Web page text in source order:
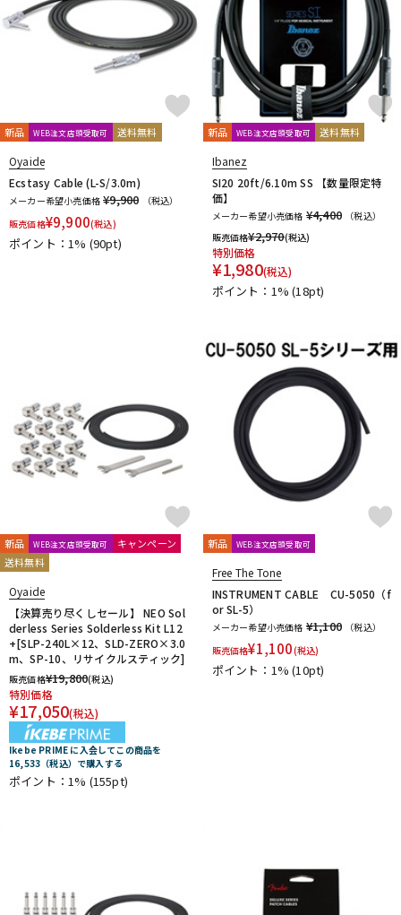
新品 WEB注文店頭受取可 送料無料
Oyaide
Ecstasy Cable (L-S/3.0m)
メーカー希望小売価格 ¥9,900
（税込）
販売価格¥9,900(税込)
ポイント：1% (90pt)
新品 WEB注文店頭受取可 送料無料
Ibanez
SI20 20ft/6.10m SS 【数量限定特
価】
メーカー希望小売価格 ¥4,400
（税込）
販売価格¥2,970(税込)
特別価格
¥1,980(税込)
ポイント：1%(18pt)
新品 WEB注文店頭受取可
キャンペーン
送料無料
Oyaide
【決算売り尽くしセール】 NEO Sol
derless Series Solderless Kit L12
+[SLP-240L×12、SLD-ZERO×3.0
m、SP-10、リサイクルスティック]
販売価格¥19,800(税込)
特別価格
¥17,050(税込)
Ikebe PRIME に入会してこの商品を
16,533（税込）で購入する
ポイント：1% (155pt)
新品 WEB注文店頭受取可
Free The Tone
INSTRUMENT CABLE CU-5050（f
or SL-5）
メーカー希望小売価格 ¥1,100
（税込）
販売価格¥1,100(税込)
ポイント：1%(10pt)